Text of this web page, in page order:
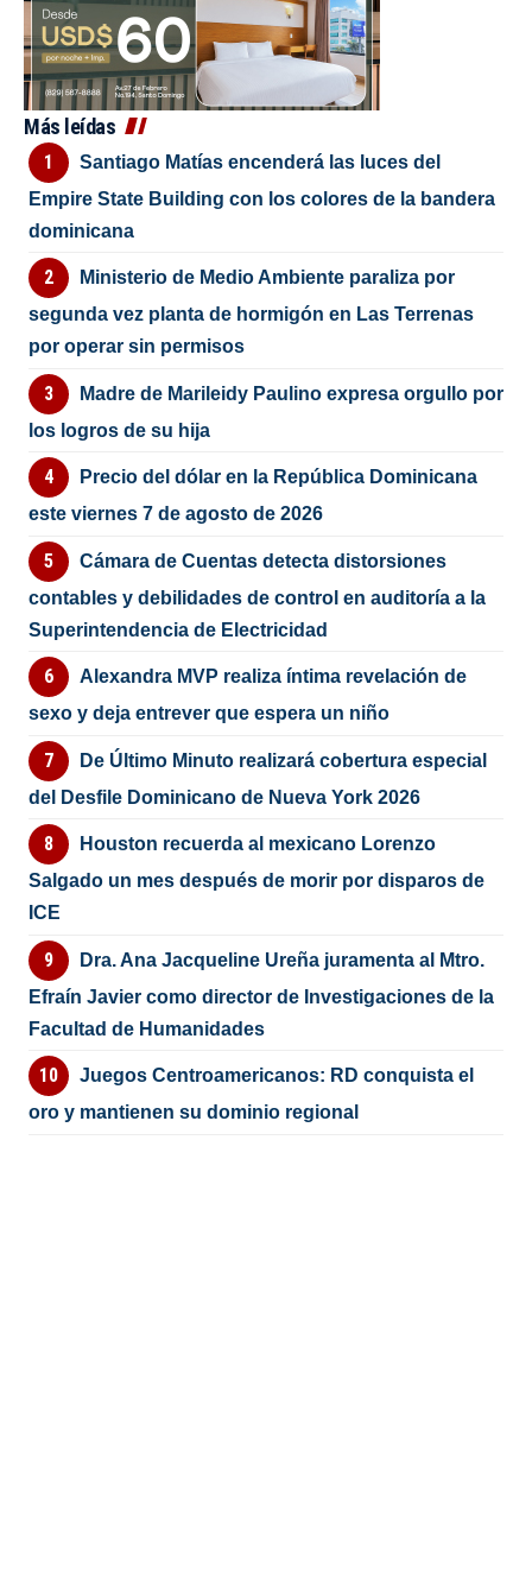
Más leídas
Santiago Matías encenderá las luces del
Empire State Building con los colores de la bandera
dominicana
Ministerio de Medio Ambiente paraliza por
segunda vez planta de hormigón en Las Terrenas
por operar sin permisos
Madre de Marileidy Paulino expresa orgullo por
los logros de su hija
Precio del dólar en la República Dominicana
este viernes 7 de agosto de 2026
Cámara de Cuentas detecta distorsiones
contables y debilidades de control en auditoría a la
Superintendencia de Electricidad
Alexandra MVP realiza íntima revelación de
sexo y deja entrever que espera un niño
De Último Minuto realizará cobertura especial
del Desfile Dominicano de Nueva York 2026
Houston recuerda al mexicano Lorenzo
Salgado un mes después de morir por disparos de
ICE
Dra. Ana Jacqueline Ureña juramenta al Mtro.
Efraín Javier como director de Investigaciones de la
Facultad de Humanidades
Juegos Centroamericanos: RD conquista el
oro y mantienen su dominio regional